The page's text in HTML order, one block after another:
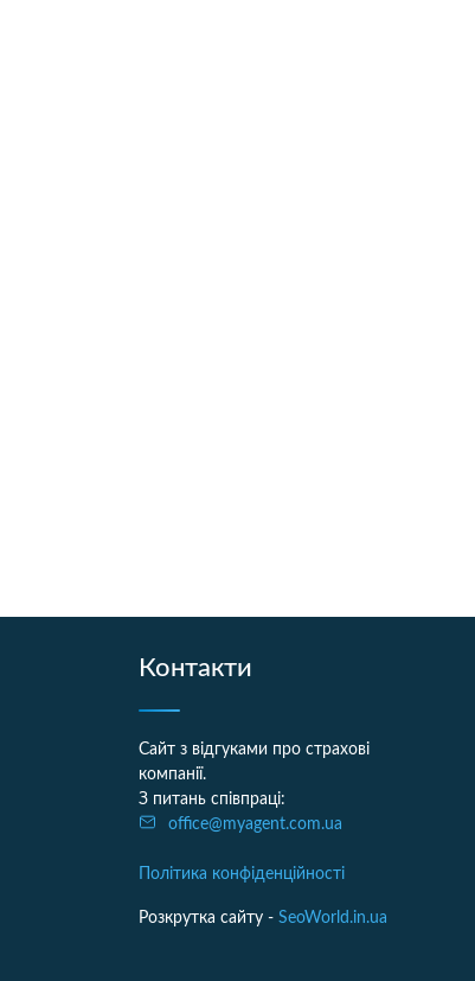
Контакти
Сайт з відгуками про страхові
компанії.
З питань співпраці:
office@myagent.com.ua
Політика конфіденційності
Розкрутка сайту - SeoWorld.in.ua